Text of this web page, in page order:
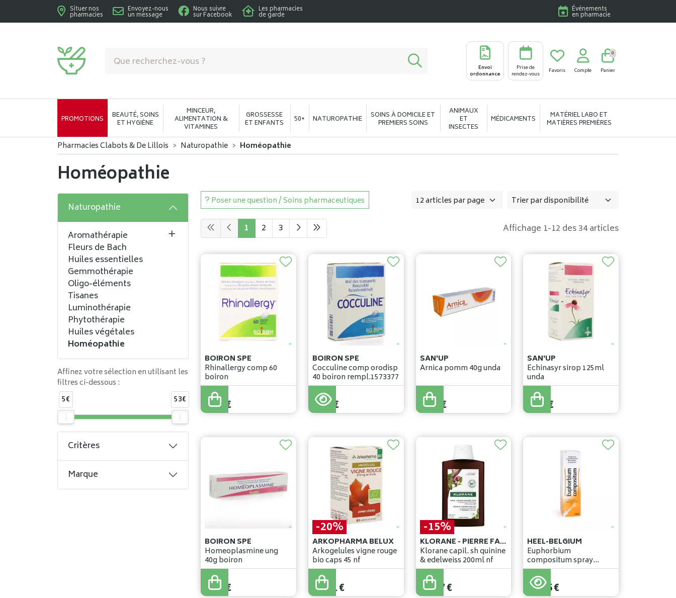
Situer nos
pharmacies
Envoyez-nous
un message
Nous suivre
sur Facebook
Les pharmacies
de garde
Événements
en pharmacie
Envoi
ordonnance
Prise de
rendez-vous
Favoris Compte Panier
0
PROMOTIONS BEAUTÉ, SOINS
ET HYGIÈNE
MINCEUR,
ALIMENTATION &
VITAMINES
GROSSESSE
ET ENFANTS 50+ NATUROPATHIE SOINS À DOMICILE ET
PREMIERS SOINS
ANIMAUX
ET
INSECTES
MÉDICAMENTS MATÉRIEL LABO ET
MATIÈRES PREMIÈRES
Pharmacies Clabots & De Lillois Naturopathie Homéopathie
Homéopathie
Poser une question / Soins pharmaceutiques
Affichage 1-12 des 34 articles
1 2 3
BOIRON SPE
Rhinallergy comp 60
boiron
9,32 €
BOIRON SPE
Cocculine comp orodisp
40 boiron rempl.1573377
9,49 €
SAN'UP
Arnica pomm 40g unda
9,60 €
SAN'UP
Echinasyr sirop 125ml
unda
9,85 €
BOIRON SPE
Homeoplasmine ung
40g boiron
9,99 €
-20%
ARKOPHARMA BELUX
Arkogelules vigne rouge
bio caps 45 nf
13,76
11,01€
-15%
KLORANE - PIERRE FABRE BENELUX
Klorane capil. sh quinine
& edelweiss 200ml nf
13,50
11,47€
HEEL-BELGIUM
Euphorbium
compositum spray
nasale 20ml
11,65€
Naturopathie
Aromathérapie
Fleurs de Bach
Huiles essentielles
Gemmothérapie
Oligo-éléments
Tisanes
Luminothérapie
Phytothérapie
Huiles végétales
Homéopathie
Affinez votre sélection en utilisant les
filtres ci-dessous :
5€
53€
Critères
Marque